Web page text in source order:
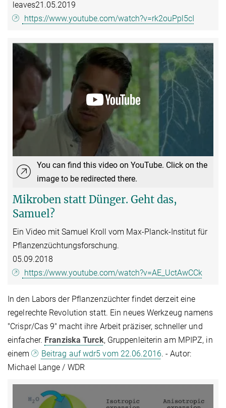
leaves21.05.2019
https://www.youtube.com/watch?v=rk2ouPpl5cI
You can find this video on YouTube. Click on the
image to be redirected there.
Mikroben statt Dünger. Geht das,
Samuel?
Ein Video mit Samuel Kroll vom Max-Planck-Institut für
Pflanzenzüchtungsforschung.
05.09.2018
https://www.youtube.com/watch?v=AE_UctAwCCk
In den Labors der Pflanzenzüchter findet derzeit eine
regelrechte Revolution statt. Ein neues Werkzeug namens
"Crispr/Cas 9" macht ihre Arbeit präziser, schneller und
einfacher. Franziska Turck, Gruppenleiterin am MPIPZ, in
einem
Beitrag auf wdr5 vom 22.06.2016. - Autor:
Michael Lange / WDR